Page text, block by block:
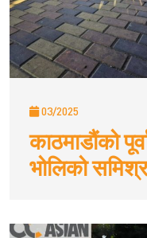
03/2025
काठमाडौंको
भोलिको